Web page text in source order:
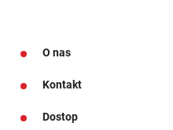
O nas
Kontakt
Dostop